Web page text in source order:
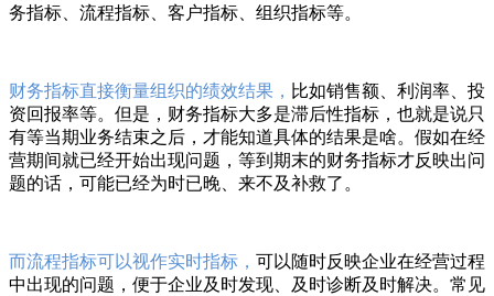
务指标、流程指标、客户指标、组织指标等。
财务指标直接衡量组织的绩效结果， 比如销售额、利润率、投
资回报率等。但是，财务指标大多是滞后性指标，也就是说只
有等当期业务结束之后，才能知道具体的结果是啥。假如在经
营期间就已经开始出现问题，等到期末的财务指标才反映出问
题的话，可能已经为时已晚、来不及补救了。
而流程指标可以视作实时指标， 可以随时反映企业在经营过程
中出现的问题，便于企业及时发现、及时诊断及时解决。常见